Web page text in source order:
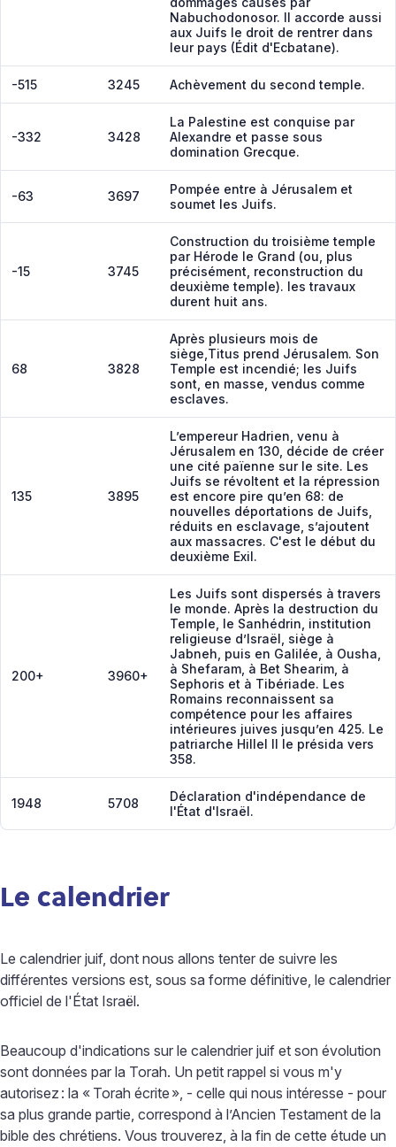
Nabuchodonosor. Il accorde aussi
aux Juifs le droit de rentrer dans
leur pays (Édit d'Ecbatane).
-515 3245 Achèvement du second temple.
-332 3428
La Palestine est conquise par
Alexandre et passe sous
domination Grecque.
-63 3697
Pompée entre à Jérusalem et
soumet les Juifs.
-15 3745
Construction du troisième temple
par Hérode le Grand (ou, plus
précisément, reconstruction du
deuxième temple). les travaux
durent huit ans.
68 3828
Après plusieurs mois de
siège,Titus prend Jérusalem. Son
Temple est incendié; les Juifs
sont, en masse, vendus comme
esclaves.
135 3895
L’empereur Hadrien, venu à
Jérusalem en 130, décide de créer
une cité païenne sur le site. Les
Juifs se révoltent et la répression
est encore pire qu’en 68: de
nouvelles déportations de Juifs,
réduits en esclavage, s’ajoutent
aux massacres. C'est le début du
deuxième Exil.
200+ 3960+
Les Juifs sont dispersés à travers
le monde. Après la destruction du
Temple, le Sanhédrin, institution
religieuse d’Israël, siège à
Jabneh, puis en Galilée, à Ousha,
à Shefaram, à Bet Shearim, à
Sephoris et à Tibériade. Les
Romains reconnaissent sa
compétence pour les affaires
intérieures juives jusqu’en 425. Le
patriarche Hillel II le présida vers
358.
1948 5708
Déclaration d'indépendance de
l'État d'Israël.
Le calendrier
Le calendrier juif, dont nous allons tenter de suivre les
différentes versions est, sous sa forme définitive, le calendrier
officiel de l'État Israël.
Beaucoup d'indications sur le calendrier juif et son évolution
sont données par la Torah. Un petit rappel si vous m'y
autorisez : la « Torah écrite », - celle qui nous intéresse - pour
sa plus grande partie, correspond à l’Ancien Testament de la
bible des chrétiens. Vous trouverez, à la fin de cette étude un